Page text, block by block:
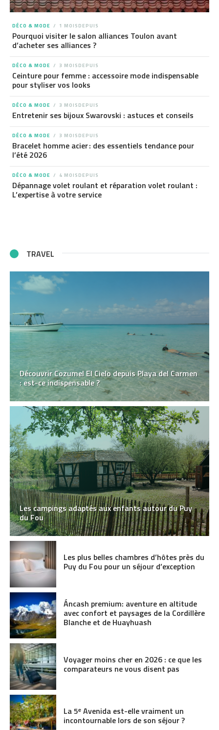
DÉCO & MODE 1 MOISDEPUIS
Pourquoi visiter le salon alliances Toulon avant
d’acheter ses alliances ?
DÉCO & MODE 3 MOISDEPUIS
Ceinture pour femme : accessoire mode indispensable
pour styliser vos looks
DÉCO & MODE 3 MOISDEPUIS
Entretenir ses bijoux Swarovski : astuces et conseils
DÉCO & MODE 3 MOISDEPUIS
Bracelet homme acier : des essentiels tendance pour
l’été 2026
DÉCO & MODE 4 MOISDEPUIS
Dépannage volet roulant et réparation volet roulant :
L’expertise à votre service
TRAVEL
Découvrir Cozumel El Cielo depuis Playa del Carmen
: est-ce indispensable ?
Les campings adaptés aux enfants autour du Puy
du Fou
Les plus belles chambres d’hôtes près du
Puy du Fou pour un séjour d’exception
Áncash premium: aventure en altitude
avec confort et paysages de la Cordillère
Blanche et de Huayhuash
Voyager moins cher en 2026 : ce que les
comparateurs ne vous disent pas
La 5ᵉ Avenida est-elle vraiment un
incontournable lors de son séjour ?